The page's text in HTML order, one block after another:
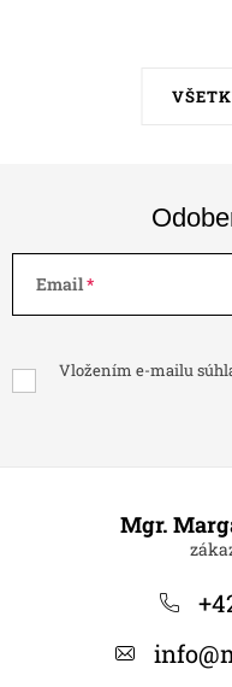
Email
Vložením e-mailu
Mgr.
info@